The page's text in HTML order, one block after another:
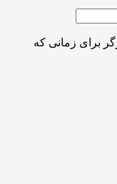
برای زمانی که